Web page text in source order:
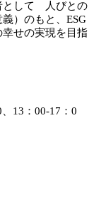
として ⼈びとの
）のもと、ESG
せの実現を⽬指
13：00-17：0